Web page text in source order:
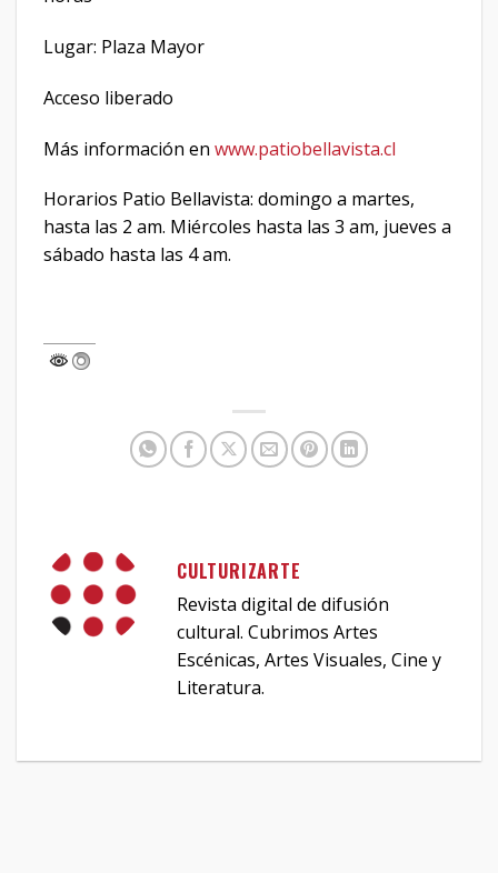
Lugar: Plaza Mayor
Acceso liberado
Más información en www.patiobellavista.cl
Horarios Patio Bellavista: domingo a martes,
hasta las 2 am. Miércoles hasta las 3 am, jueves a
sábado hasta las 4 am.
CULTURIZARTE
Revista digital de difusión
cultural. Cubrimos Artes
Escénicas, Artes Visuales, Cine y
Literatura.